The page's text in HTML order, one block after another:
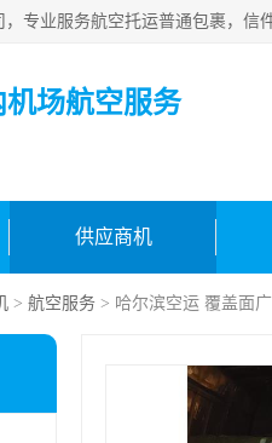
机场航空服务
供应商机
> 航空服务 > 哈尔滨空运 覆盖面广